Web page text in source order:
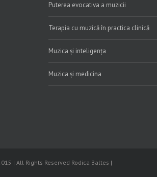
Puterea evocativa a muzicii
Terapia cu muzică în practica clinică
Muzica și inteligența
Muzica și medicina
| All Rights Reserved Rodica Baltes |